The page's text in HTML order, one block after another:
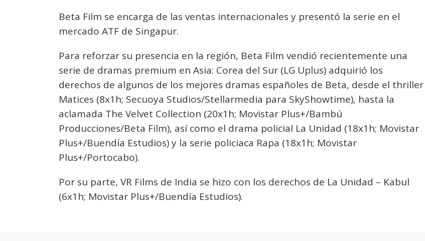
Beta Film se encarga de las ventas internacionales y presentó la serie en el
mercado ATF de Singapur.
Para reforzar su presencia en la región, Beta Film vendió recientemente una
serie de dramas premium en Asia: Corea del Sur (LG Uplus) adquirió los
derechos de algunos de los mejores dramas españoles de Beta, desde el thriller
Matices (8x1h; Secuoya Studios/Stellarmedia para SkyShowtime), hasta la
aclamada The Velvet Collection (20x1h; Movistar Plus+/Bambú
Producciones/Beta Film), así como el drama policial La Unidad (18x1h; Movistar
Plus+/Buendía Estudios) y la serie policiaca Rapa (18x1h; Movistar
Plus+/Portocabo).
Por su parte, VR Films de India se hizo con los derechos de La Unidad – Kabul
(6x1h; Movistar Plus+/Buendía Estudios).